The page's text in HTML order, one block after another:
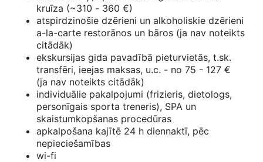
kruīza (~310 - 360 €)
atspirdzinošie dzērieni un alkoholiskie dzērieni
a-la-carte restorānos un bāros (ja nav noteikts
citādāk)
ekskursijas gida pavadībā pieturvietās, t.sk.
transfēri, ieejas maksas, u.c. - no 75 - 127 €
(ja nav noteikts citādāk)
individuālie pakalpojumi (frizieris, dietologs,
personīgais sporta treneris), SPA un
skaistumkopšanas procedūras
apkalpošana kajītē 24 h diennaktī, pēc
nepieciešamības
wi-fi